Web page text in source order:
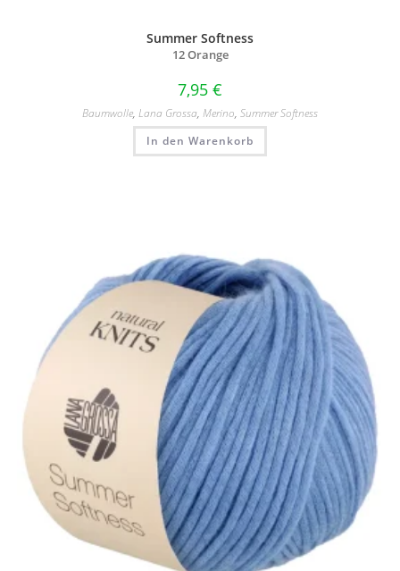
Summer Softness
12 Orange
7,95 €
Baumwolle, Lana Grossa, Merino, Summer Softness
In den Warenkorb